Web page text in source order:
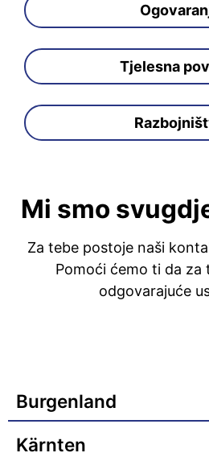
Tjelesna
Mi smo
Za tebe postoje naši
Pomoći ćemo ti da za
odgovarajuće
Burgenland
Kärnten